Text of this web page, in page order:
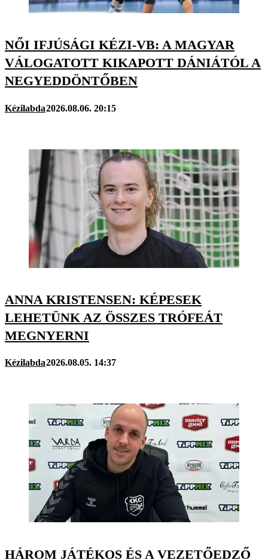
NŐI IFJÚSÁGI KÉZI-VB: A MAGYAR
VÁLOGATOTT KIKAPOTT DÁNIÁTÓL A
NEGYEDDÖNTŐBEN
Kézilabda2026.08.06. 20:15
ANNA KRISTENSEN: KÉPESEK
LEHETÜNK AZ ÖSSZES TRÓFEÁT
MEGNYERNI
Kézilabda2026.08.05. 14:37
HÁROM JÁTÉKOS ÉS A VEZETŐEDZŐ